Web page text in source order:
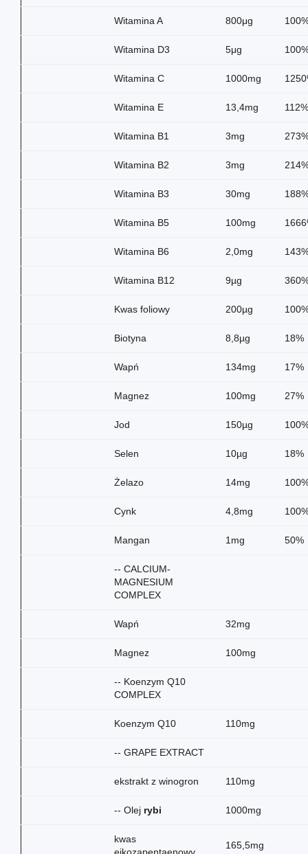
Witamina A 800μg
Witamina D3 5μg
Witamina C 1000mg
Witamina E 13,4mg 112%
Witamina B1 3mg
Witamina B2 3mg
Witamina B3 30mg
Witamina B5 100mg
Witamina B6 2,0mg
Witamina B12 9µg
Kwas foliowy 200µg
Biotyna 8,8µg 18%
Wapń 134mg 17%
Magnez 100mg 27%
Jod 150µg
Selen 10µg 18%
Żelazo 14mg
Cynk 4,8mg
Mangan 1mg 50%
-- CALCIUM-
MAGNESIUM
COMPLEX
Wapń 32mg
Magnez 100mg
-- Koenzym Q10
COMPLEX
Koenzym Q10 110mg
-- GRAPE EXTRACT
ekstrakt z winogron 110mg
-- Olej rybi 1000mg
kwas
165,5mg